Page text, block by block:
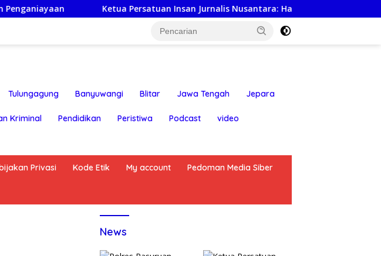
Ketua Persatuan Insan Jurnalis Nusantara: Hari Jadi Kabupaten Blitar ke-702
Tulungagung Banyuwangi Blitar Jawa Tengah Jepara
Kriminal Pendidikan Peristiwa Podcast video
Privasi Kode Etik My account Pedoman Media Siber
News